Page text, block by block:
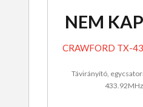
NEM
CRAWFORD TX-
Távirányító,